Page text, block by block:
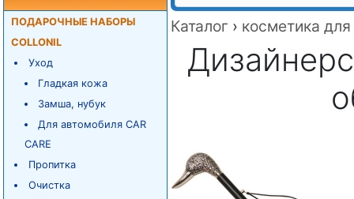
ПОДАРОЧНЫЕ НАБОРЫ
COLLONIL
Уход
Гладкая кожа
Замша, нубук
Для автомобиля CAR
CARE
Пропитка
Очистка
Каталог › косметика